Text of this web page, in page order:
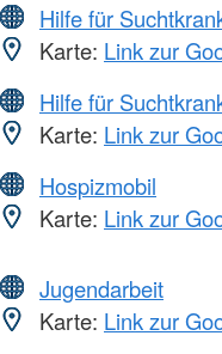
Hilfe für
Karte: Link zur
Hilfe für
Karte: Link zur
Hospizmobil
Karte: Link zur
Jugendarbeit
Karte: Link zur